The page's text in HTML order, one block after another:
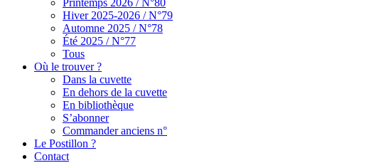
Printemps 2026 / N°80
Hiver 2025-2026 / N°79
Automne 2025 / N°78
Été 2025 / N°77
Tous
Où le trouver ?
Dans la cuvette
En dehors de la cuvette
En bibliothèque
S’abonner
Commander anciens n°
Le Postillon ?
Contact